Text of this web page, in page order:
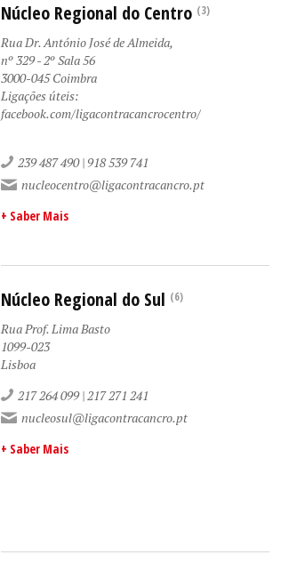
Núcleo Regional do Centro (3)
Rua Dr. António José de Almeida,
nº 329 - 2º Sala 56
3000-045 Coimbra
Ligações úteis:
facebook.com/ligacontracancrocentro/
239 487 490 | 918 539 741‬
nucleocentro@ligacontracancro.pt
+ Saber Mais
Núcleo Regional do Sul (6)
Rua Prof. Lima Basto
1099-023
Lisboa
217 264 099 | 217 271 241
nucleosul@ligacontracancro.pt
+ Saber Mais